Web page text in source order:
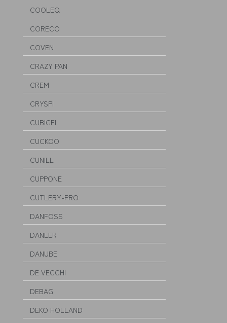
COOLEQ
CORECO
COVEN
CRAZY PAN
CREM
CRYSPI
CUBIGEL
CUCKOO
CUNILL
CUPPONE
CUTLERY-PRO
DANFOSS
DANLER
DANUBE
DE VECCHI
DEBAG
DEKO HOLLAND